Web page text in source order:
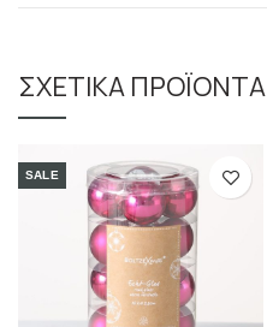
ΣΧΕΤΙΚΆ ΠΡΟΪΌΝΤΑ
SALE